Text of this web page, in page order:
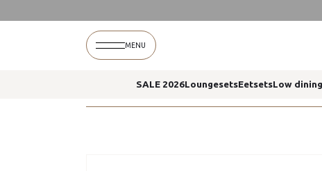
MENU
SALE 2026LoungesetsEetsetsLow dining
Montera dining stoelen prado eettafel
Montera dining stoelen prado eettafel rond